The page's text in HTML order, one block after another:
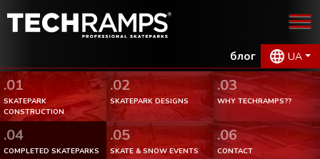
блог UA
.01
SKATEPARK
CONSTRUCTION
.02
SKATEPARK DESIGNS
.03
WHY TECHRAMPS??
.04
COMPLETED SKATEPARKS
.05
SKATE & SNOW EVENTS
.06
CONTACT